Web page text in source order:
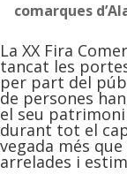
comarques
La XX Fira
tancat les
per part del
de persones
el seu
durant tot el
vegada més
arrelades i